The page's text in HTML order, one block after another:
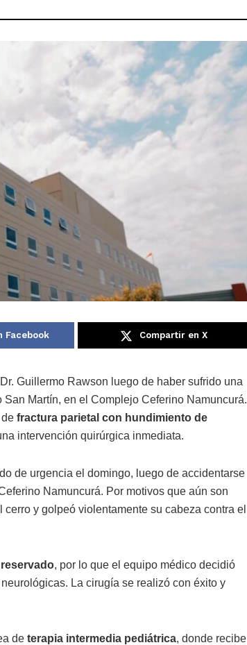
Facebook Compartir en X
Guillermo Rawson luego de haber sufrido una
Martín, en el Complejo Ceferino Namuncurá.
fractura parietal con hundimiento de
intervención quirúrgica inmediata.
de urgencia el domingo, luego de accidentarse
Namuncurá. Por motivos que aún son
y golpeó violentamente su cabeza contra el
reservado, por lo que el equipo médico decidió
La cirugía se realizó con éxito y
de terapia intermedia pediátrica, donde recibe